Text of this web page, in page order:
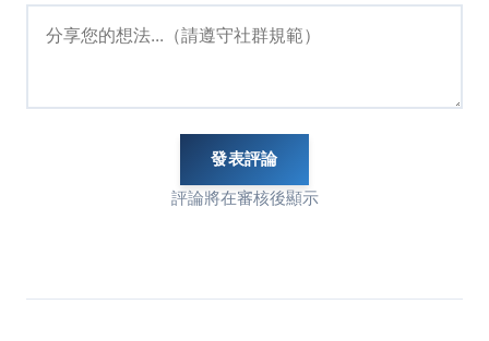
發表評論
評論將在審核後顯示